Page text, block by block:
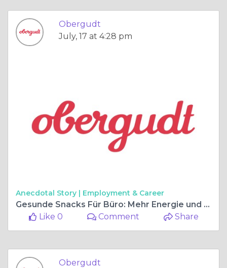
Obergudt
July, 17 at 4:28 pm
Anecdotal Story | Employment & Career
Gesunde Snacks Für Büro: Mehr Energie und Genuss im Arbeitsalltag
Like 0
Comment Share
Obergudt